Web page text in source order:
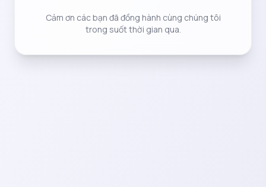
Cảm ơn các bạn đã đồng hành cùng chúng tôi
trong suốt thời gian qua.